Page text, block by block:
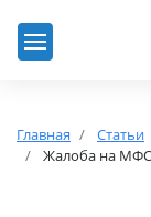
Главная
Статьи
Жалоба на МФО